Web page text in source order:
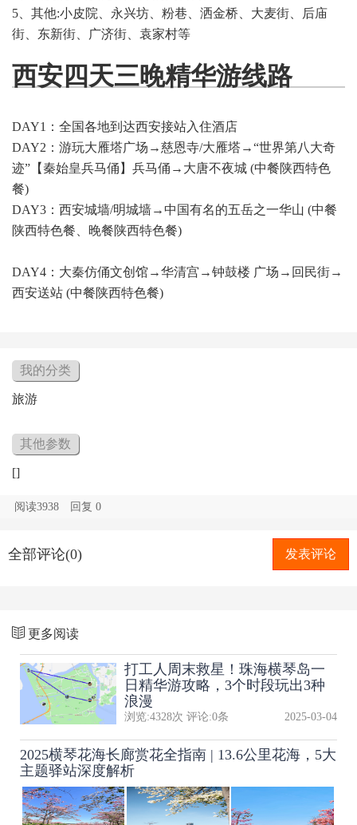
5、其他:小皮院、永兴坊、粉巷、洒金桥、大麦街、后庙
街、东新街、广济街、袁家村等
西安四天三晚精华游线路
DAY1：全国各地到达西安接站入住酒店
DAY2：游玩大雁塔广场→慈恩寺/大雁塔→“世界第八大奇
迹”【秦始皇兵马俑】兵马俑→大唐不夜城 (中餐陕西特色
餐)
DAY3：西安城墙/明城墙→中国有名的五岳之一华山 (中餐
陕西特色餐、晚餐陕西特色餐)
DAY4：大秦仿俑文创馆→华清宫→钟鼓楼 广场→回民街→
西安送站 (中餐陕西特色餐)
我的分类
旅游
其他参数
[]
阅读3938 回复0
全部评论(0) 发表评论
更多阅读
打工人周末救星！珠海横琴岛一
日精华游攻略，3个时段玩出3种
浪漫
浏览:4328次 评论:0条 2025-03-04
2025横琴花海长廊赏花全指南 | 13.6公里花海，5大
主题驿站深度解析